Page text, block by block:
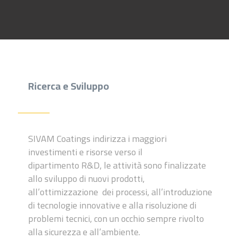
Ricerca e Sviluppo
SIVAM Coatings indirizza i maggiori
investimenti e risorse verso il
dipartimento R&D, le attivitàsono finalizzate
allo sviluppo di nuoviprodotti,
all’ottimizzazione dei processi,all’introduzione
di tecnologieinnovative e alla risoluzione di
problemitecnici, con un occhio sempre rivolto
alla sicurezza e all’ambiente.